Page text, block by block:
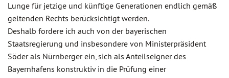
Lunge für jetzige und künftige Generationen endlich gemäß
geltenden Rechts berücksichtigt werden.
Deshalb fordere ich auch von der bayerischen
Staatsregierung und insbesondere von Ministerpräsident
Söder als Nürnberger ein, sich als Anteilseigner des
Bayernhafens konstruktiv in die Prüfung einer